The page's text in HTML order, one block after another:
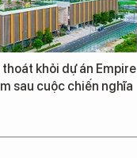
khỏi dự án Empire
sau cuộc chiến nghĩa